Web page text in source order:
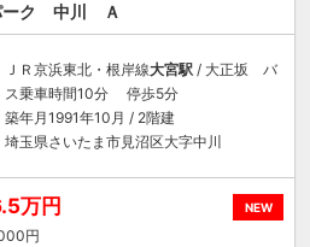
ーク 中川 Ａ
ＪＲ京浜東北・根岸線大宮駅 / 大正坂 バ
ス乗車時間10分 停歩5分
築年月1991年10月 / 2階建
埼玉県さいたま市見沼区大字中川
NEW
万円
円